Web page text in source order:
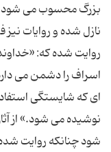
بزرگ محسوب می شود
نازل شده و روایات
روایت شده كه:
اسراف را دشمن می
ای كه شایستگی
نوشیده می شود.» از
شود چنانكه روایت